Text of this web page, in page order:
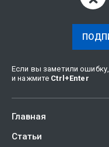
Если вы заметили
и нажмите Ctrl +Enter
Главная
Статьи